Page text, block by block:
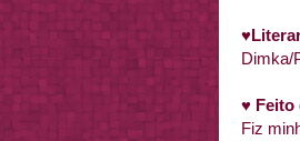
♥
Dimka/
♥ Feito
Fiz